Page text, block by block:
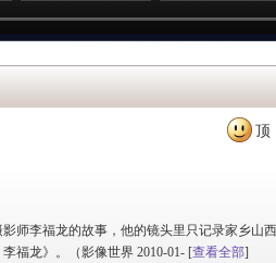
顶
师李福龙的故事，他的镜头里只记录家乡山
福龙》。（影像世界 2010-01- [查看全部]